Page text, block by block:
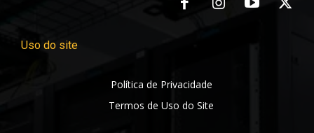
Uso do site
Política de Privacidade
Termos de Uso do Site